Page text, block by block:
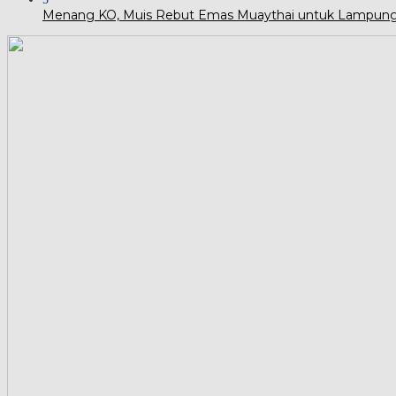
Menang KO, Muis Rebut Emas Muaythai untuk